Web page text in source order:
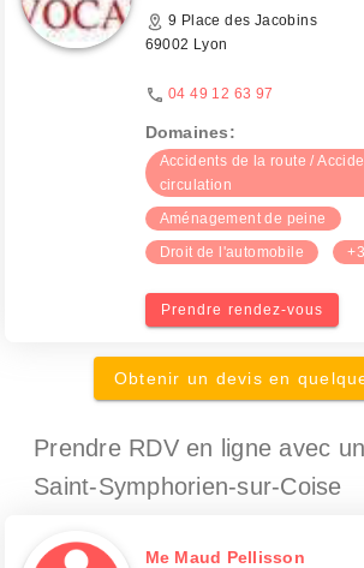
9 Place des Jacobins
69002 Lyon
04 49 12 63 97
Domaines:
Accidents de la route /
circulation
Aménagement de peine
Droit de l'automobile
+3
Prendre rendez-vous
Obtenir un devis en
Prendre RDV en ligne avec
Saint-Symphorien-sur-Coise
Me Maud Pellisson